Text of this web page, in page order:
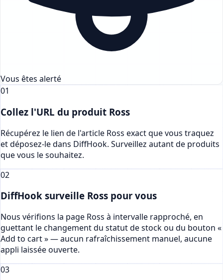
Vous êtes alerté
01
Collez l'URL du produit Ross
Récupérez le lien de l'article Ross exact que vous traquez
et déposez-le dans DiffHook. Surveillez autant de produits
que vous le souhaitez.
02
DiffHook surveille Ross pour vous
Nous vérifions la page Ross à intervalle rapproché, en
guettant le changement du statut de stock ou du bouton «
Add to cart » — aucun rafraîchissement manuel, aucune
appli laissée ouverte.
03